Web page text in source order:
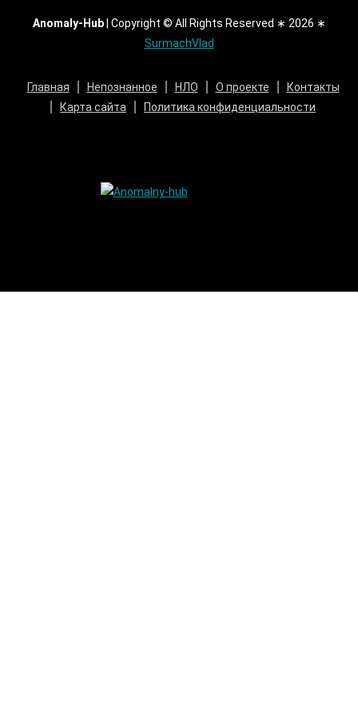
Anomaly-Hub Copyright © All Rights Reserved ∗ 2026 ∗
SurmachVlad
Главная Непознанное НЛО О проекте
Контакты
Карта сайта
Политика конфиденциальности